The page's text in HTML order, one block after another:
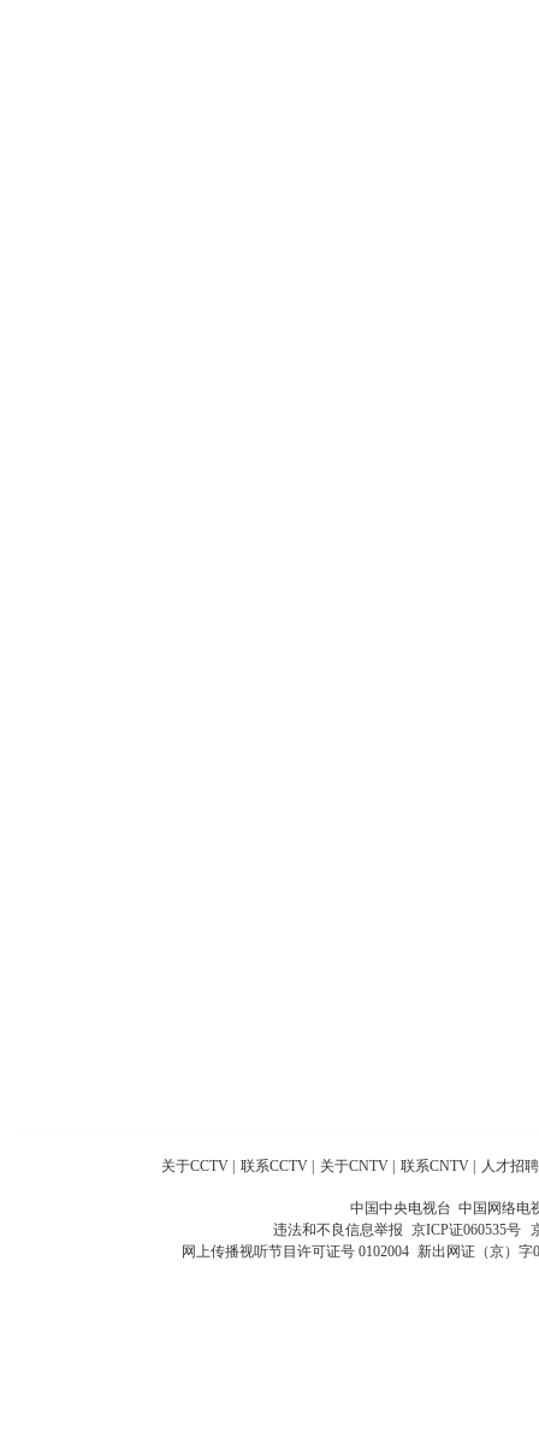
关于CCTV 联系CCTV 关于CNTV 联系CNTV 人才招聘
中国中央电视台 中国网络电
违法和不良信息举报 京ICP证060535号
网上传播视听节目许可证号 0102004 新出网证（京）